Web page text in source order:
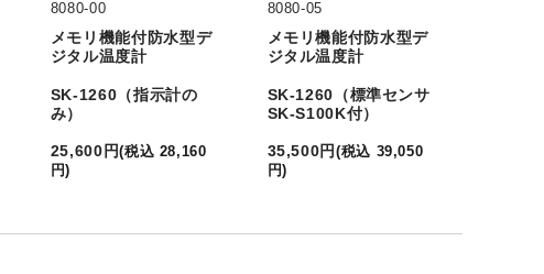
8080-00
メモリ機能付防水型デ
ジタル温度計
SK-1260（指示計の
み）
25,600 円(税込 28,160
円)
8080-05
メモリ機能付防水型デ
ジタル温度計
SK-1260（標準センサ
SK-S100K付）
35,500円 (税込 39,050
円)